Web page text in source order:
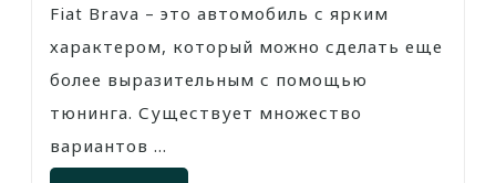
Fiat Brava – это автомобиль с ярким
характером, который можно сделать еще
более выразительным с помощью
тюнинга. Существует множество
вариантов ...